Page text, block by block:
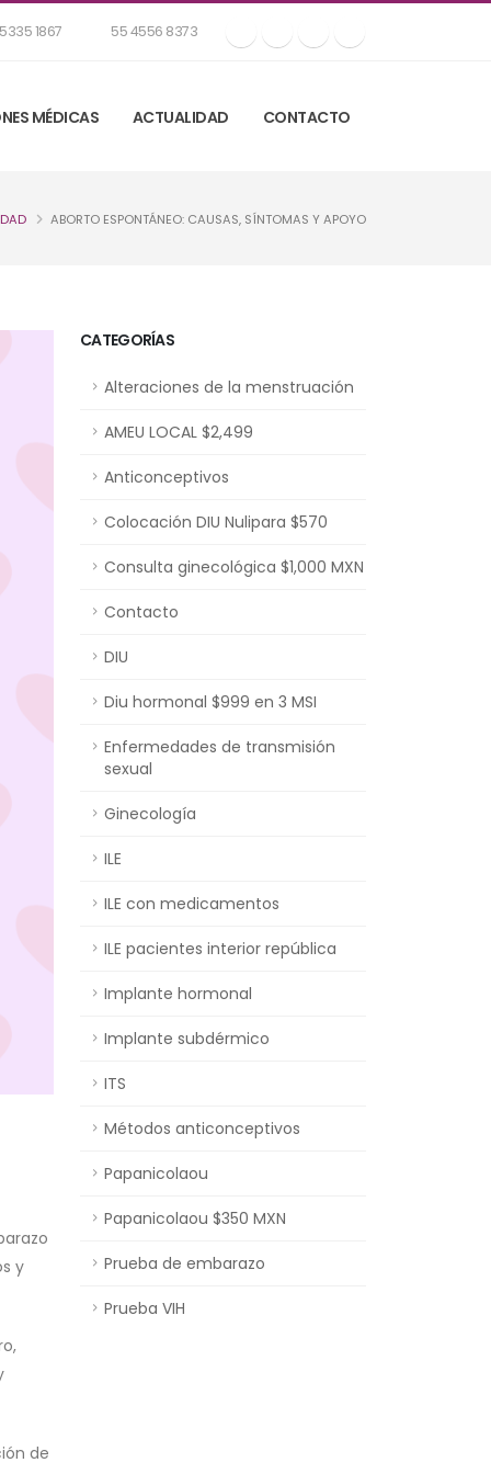
1867 55 4556 8373
MÉDICAS ACTUALIDAD CONTACTO
ABORTO ESPONTÁNEO: CAUSAS, SÍNTOMAS Y APOYO
CATEGORÍAS
Alteraciones de la menstruación
AMEU LOCAL $2,499
Anticonceptivos
Colocación DIU Nulipara $570
Consulta ginecológica $1,000 MXN
Contacto
DIU
Diu hormonal $999 en 3 MSI
Enfermedades de transmisión
sexual
Ginecología
ILE
ILE con medicamentos
ILE pacientes interior república
Implante hormonal
Implante subdérmico
ITS
Métodos anticonceptivos
Papanicolaou
Papanicolaou $350 MXN
Prueba de embarazo
Prueba VIH
y
de